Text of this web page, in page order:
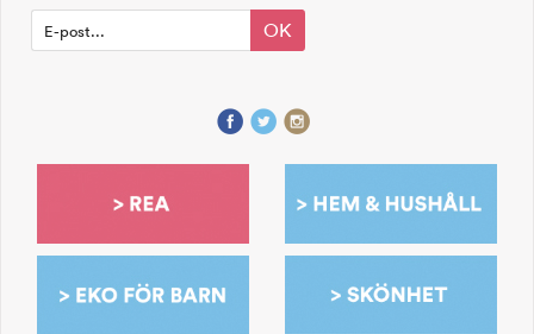
OK